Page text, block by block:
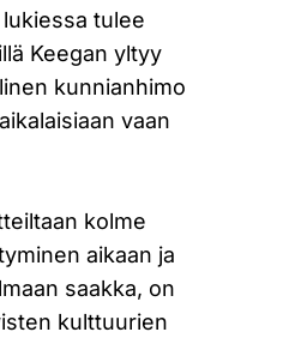
tulee
Keegan yltyy
kunnianhimo
vaan
kolme
aikaan ja
saakka, on
kulttuurien